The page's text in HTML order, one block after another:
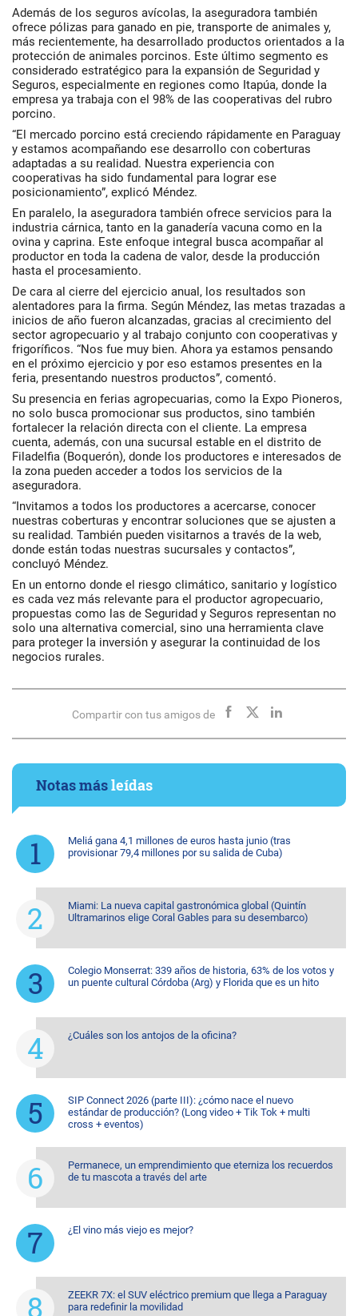
Además de los seguros avícolas, la aseguradora también
ofrece pólizas para ganado en pie, transporte de animales y,
más recientemente, ha desarrollado productos orientados a la
protección de animales porcinos. Este último segmento es
considerado estratégico para la expansión de Seguridad y
Seguros, especialmente en regiones como Itapúa, donde la
empresa ya trabaja con el 98% de las cooperativas del rubro
porcino.
“El mercado porcino está creciendo rápidamente en Paraguay
y estamos acompañando ese desarrollo con coberturas
adaptadas a su realidad. Nuestra experiencia con
cooperativas ha sido fundamental para lograr ese
posicionamiento”, explicó Méndez.
En paralelo, la aseguradora también ofrece servicios para la
industria cárnica, tanto en la ganadería vacuna como en la
ovina y caprina. Este enfoque integral busca acompañar al
productor en toda la cadena de valor, desde la producción
hasta el procesamiento.
De cara al cierre del ejercicio anual, los resultados son
alentadores para la firma. Según Méndez, las metas trazadas a
inicios de año fueron alcanzadas, gracias al crecimiento del
sector agropecuario y al trabajo conjunto con cooperativas y
frigoríficos. “Nos fue muy bien. Ahora ya estamos pensando
en el próximo ejercicio y por eso estamos presentes en la
feria, presentando nuestros productos”, comentó.
Su presencia en ferias agropecuarias, como la Expo Pioneros,
no solo busca promocionar sus productos, sino también
fortalecer la relación directa con el cliente. La empresa
cuenta, además, con una sucursal estable en el distrito de
Filadelfia (Boquerón), donde los productores e interesados de
la zona pueden acceder a todos los servicios de la
aseguradora.
“Invitamos a todos los productores a acercarse, conocer
nuestras coberturas y encontrar soluciones que se ajusten a
su realidad. También pueden visitarnos a través de la web,
donde están todas nuestras sucursales y contactos”,
concluyó Méndez.
En un entorno donde el riesgo climático, sanitario y logístico
es cada vez más relevante para el productor agropecuario,
propuestas como las de Seguridad y Seguros representan no
solo una alternativa comercial, sino una herramienta clave
para proteger la inversión y asegurar la continuidad de los
negocios rurales.
Compartir con tus amigos de
Notas másleídas
Meliá gana 4,1 millones de euros hasta junio (tras
provisionar 79,4 millones por su salida de Cuba)
Miami: La nueva capital gastronómica global (Quintín
Ultramarinos elige Coral Gables para su desembarco)
Colegio Monserrat: 339 años de historia, 63% de los votos y
un puente cultural Córdoba (Arg) y Florida que es un hito
¿Cuáles son los antojos de la oficina?
SIP Connect 2026 (parte III): ¿cómo nace el nuevo
estándar de producción? (Long video + Tik Tok + multi
cross + eventos)
Permanece, un emprendimiento que eterniza los recuerdos
de tu mascota a través del arte
¿El vino más viejo es mejor?
ZEEKR 7X: el SUV eléctrico premium que llega a Paraguay
para redefinir la movilidad